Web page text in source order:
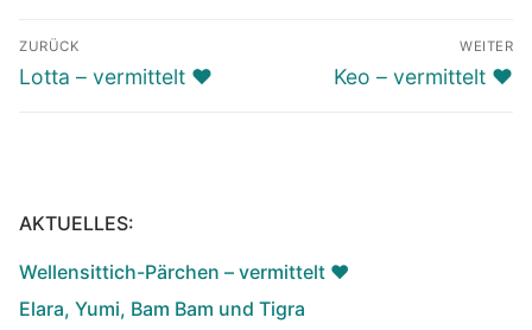
Beitragsnavigation
ZURÜCK
Vorheriger
Lotta – vermittelt ♥️
WEITER
Nächster
Keo – vermittelt ♥️
AKTUELLES:
Wellensittich-Pärchen – vermittelt ♥️
Elara, Yumi, Bam Bam und Tigra